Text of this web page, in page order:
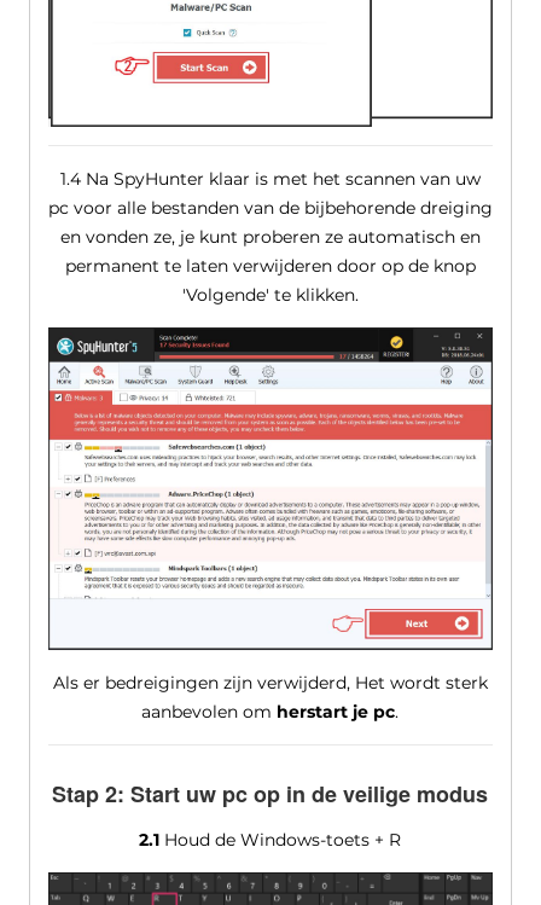
1.4 Na SpyHunter klaar is met het scannen van uw
pc voor alle bestanden van de bijbehorende dreiging
en vonden ze, je kunt proberen ze automatisch en
permanent te laten verwijderen door op de knop
'Volgende' te klikken.
Als er bedreigingen zijn verwijderd, Het wordt sterk
aanbevolen om herstart je pc.
Stap 2: Start uw pc op in de veilige modus
2.1 Houd de Windows-toets + R